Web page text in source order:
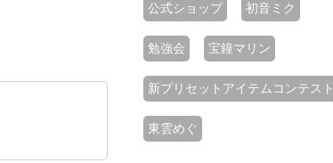
公式ショップ 初音ミク
勉強会 宝鐘マリン
新プリセットアイテムコンテスト
東雲めぐ